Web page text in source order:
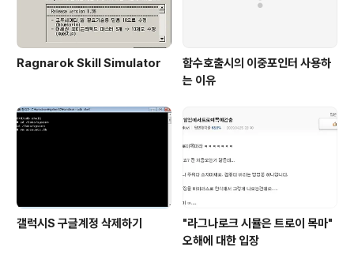
Ragnarok Skill Simulator
함수호출시의 이중포인터 사용하
는 이유
갤럭시S 구글계정 삭제하기
"라그나로크 시뮬은 트로이 목마"
오해에 대한 입장